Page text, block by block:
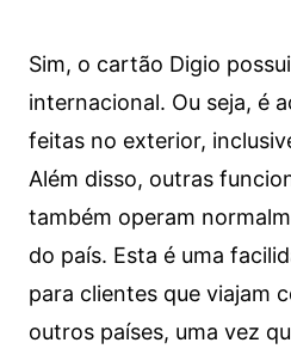
Sim, o cartão Digio
internacional. Ou seja, é
feitas no exterior,
Além disso, outras
também operam
do país. Esta é uma
para clientes que viajam
outros países, uma vez